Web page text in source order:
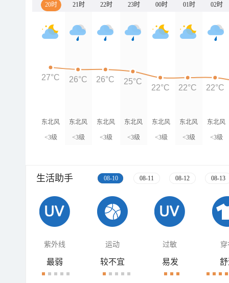
20时 21时 22时 23时 00时 01时 02时
东北风
<3级
东北风
<3级
东北风
<3级
东北风
<3级
东北风
<3级
东北风
<3级
东北风
<3级
27°C 26°C 26°C 25°C
22°C 22°C 22°C
生活助手 08-10 08-11 08-12 08-13
紫外线 运动 过敏 穿
最弱 较不宜 易发